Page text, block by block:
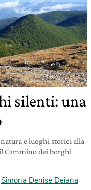
silenti: una
e luoghi storici alla
Cammino dei borghi
Simona Denise Deiana